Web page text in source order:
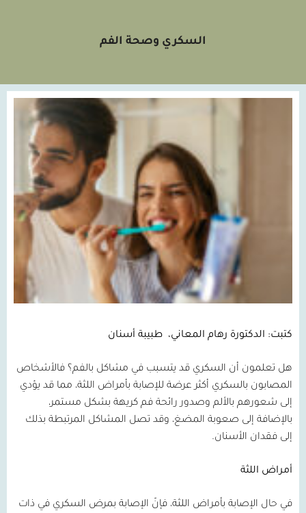
السكري وصحة الفم
كتبت: الدكتورة رهام المعاني، طبيبة أسنان
هل تعلمون أن السكري قد يتسبب في مشاكل بالفم؟ فالأشخاص
المصابون بالسكري أكثر عرضة للإصابة بأمراض اللثة، مما قد يؤدي
إلى شعورهم بالألم وصدور رائحة فم كريهة بشكل مستمر،
بالإضافة إلى صعوبة المضغ، وقد تصل المشاكل المرتبطة بذلك
إلى فقدان الأسنان.
أمراض اللثة
في حال الإصابة بأمراض اللثة، فإنّ الإصابة بمرض السكري في ذات